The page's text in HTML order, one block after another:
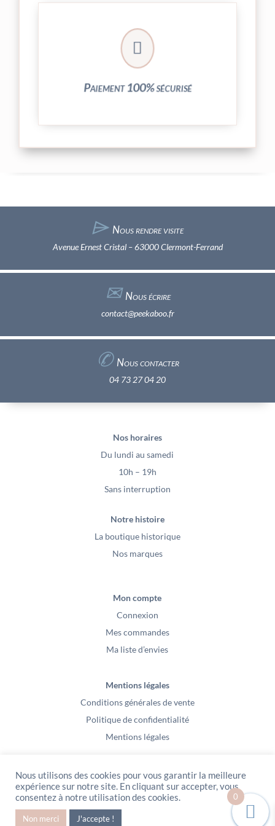

Paiement 100% sécurisé
Vos transactions par carte bancaire sont
entièrement sécurisées grâce au système
crypté de notre partenaire PayPlug.
⌲ Nous rendre visite
Avenue Ernest Cristal – 63000 Clermont-Ferrand
✉︎Nous écrire
contact@peekaboo.fr
✆ Nous contacter
04 73 27 04 20
Nos horaires
Du lundi au samedi
10h – 19h
Sans interruption
Notre histoire
La boutique historique
Nos marques
Mon compte
Connexion
Mes commandes
Ma liste d’envies
Mentions légales
Conditions générales de vente
Politique de confidentialité
Mentions légales
PeeKaBoo / Sarl Gablia au capital de 10 000 euros – Av Ernest Cristal 63
000 Clermont-Ferrand – Copyright2021 – Tous droits réservés – Vidéo
Nous utilisons des cookies pour vous garantir la meilleure
expérience sur notre site. En cliquant sur accepter, vous
consentez à notre utilisation des cookies.
Non merci J'accepte !
0